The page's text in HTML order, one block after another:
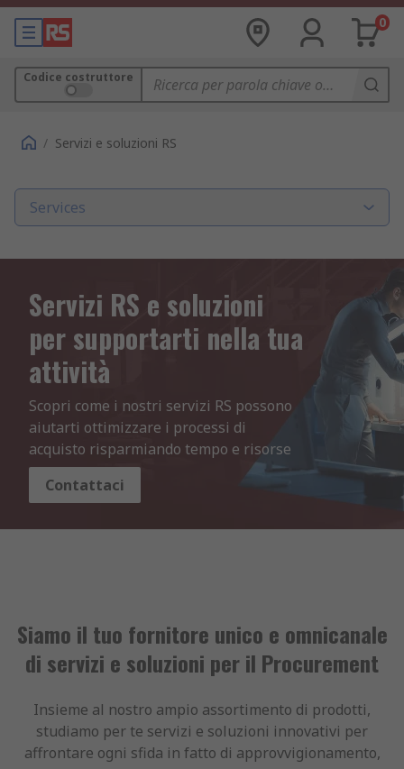
0
Codice costruttore
/ Servizi e soluzioni RS
Services
Servizi RS e soluzioni
per supportarti nella tua
attività
Scopri come i nostri servizi RS possono
aiutarti ottimizzare i processi di
acquisto risparmiando tempo e risorse
Contattaci
Siamo il tuo fornitore unico e omnicanale
di servizi e soluzioni per il Procurement
Insieme al nostro ampio assortimento di prodotti,
studiamo per te servizi e soluzioni innovativi per
affrontare ogni sfida in fatto di approvvigionamento,